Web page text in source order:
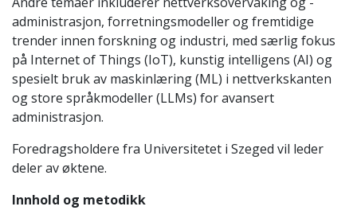
administrasjon, forretningsmodeller og fremtidige
trender innen forskning og industri, med særlig fokus
på Internet of Things (IoT), kunstig intelligens (AI) og
spesielt bruk av maskinlæring (ML) i nettverkskanten
og store språkmodeller (LLMs) for avansert
administrasjon.
Foredragsholdere fra Universitetet i Szeged vil leder
deler av øktene.
Innhold og metodikk